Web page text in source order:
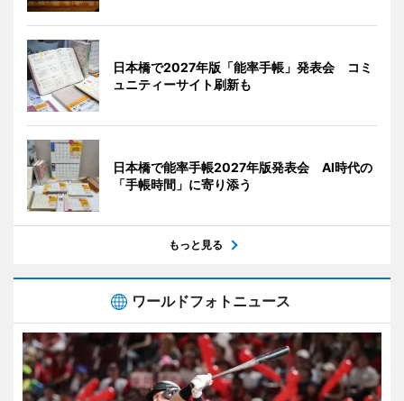
日本橋で2027年版「能率手帳」発表会 コミ
ュニティーサイト刷新も
日本橋で能率手帳2027年版発表会 AI時代の
「手帳時間」に寄り添う
もっと見る
ワールドフォトニュース